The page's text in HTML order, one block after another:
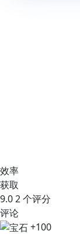
效率
获取
9.02 个评分
评论
+100